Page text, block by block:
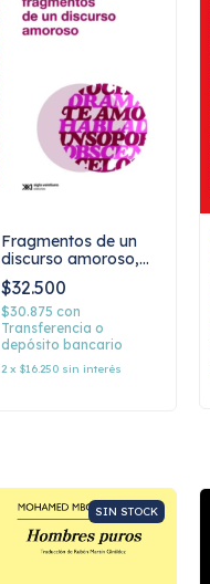
Fragmentos de un
discurso amoroso,
Roland Barthes
$32.500
$30.875 con
Transferencia o
depósito bancario
2 x $16.250 sin interés
SIN STOCK